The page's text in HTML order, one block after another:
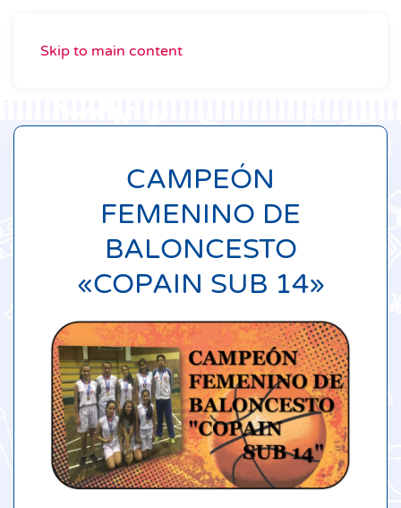
Skip to main content
CAMPEÓN
FEMENINO DE
BALONCESTO
«COPAIN SUB 14»